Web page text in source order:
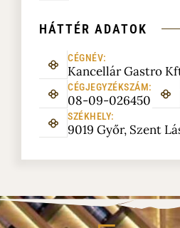
HÁTTÉR ADATOK
CÉGNÉV:
Kancellár Gastro
CÉGJEGYZÉKSZÁM:
08-09-026450
SZÉKHELY:
9019 Győr, Szent